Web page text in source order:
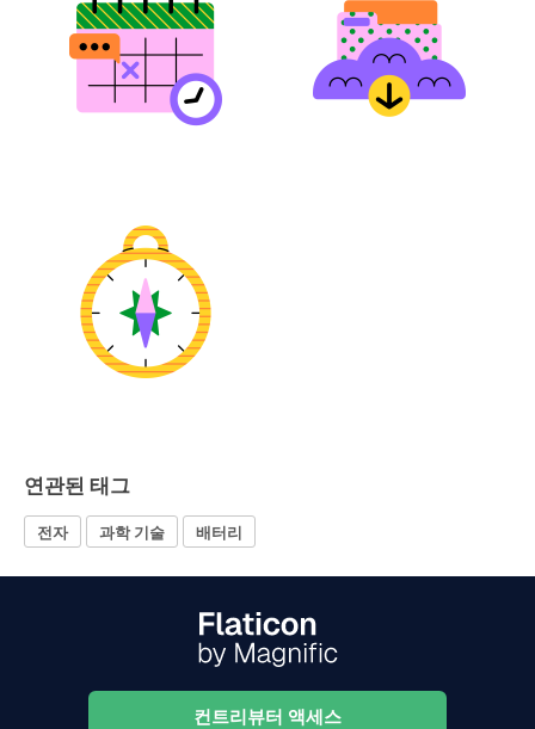
연관된 태그
전자 과학 기술 배터리
컨트리뷰터 액세스